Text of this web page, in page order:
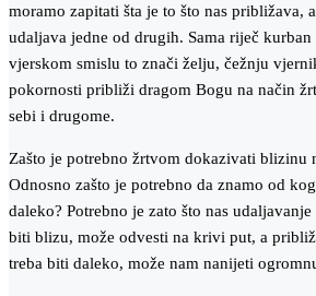
moramo zapitati šta je to što nas približava,
udaljava jedne od drugih. Sama riječ
vjerskom smislu to znači želju, čežnju
pokornosti približi dragom Bogu na način
sebi i drugome.
Zašto je potrebno žrtvom dokazivati blizinu
Odnosno zašto je potrebno da znamo od
daleko? Potrebno je zato što nas
biti blizu, može odvesti na krivi put, a
treba biti daleko, može nam nanijeti